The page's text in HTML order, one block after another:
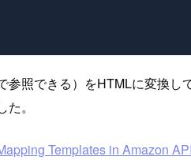
参照できる）をHTMLに変換
た。
Templates in Amazon